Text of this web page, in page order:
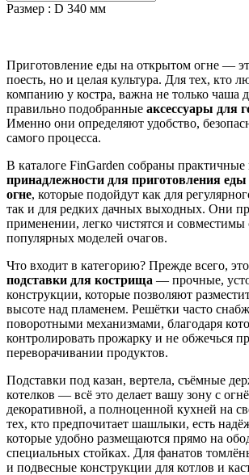
Размер : D 340 мм
Приготовление еды на открытом огне —
поесть, но и целая культура. Для тех, кто
компанию у костра, важна не только чаша
правильно подобранные аксессуары для
Именно они определяют удобство,
самого процесса.
В каталоге FinGarden собраны
принадлежности для приготовления
огне, которые подойдут как для
так и для редких дачных выходных. Они
применении, легко чистятся и
популярных моделей очагов.
Что входит в категорию? Прежде всего, это
подставки для кострища — прочные,
конструкции, которые позволяют
высоте над пламенем. Решётки часто
поворотными механизмами, благодаря
контролировать прожарку и не обжечься
переворачивании продуктов.
Подставки под казан, вертела, съёмные
котелков — всё это делает вашу зону с
декоративной, а полноценной кухней на
тех, кто предпочитает шашлыки, есть
которые удобно размещаются прямо на
специальных стойках. Для фанатов
и подвесные конструкции для котлов и